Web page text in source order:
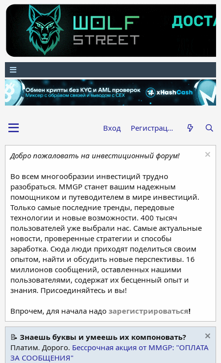
Вход Регистрация
Добро пожаловать на инвестиционный форум!
Во всем многообразии инвестиций трудно
разобраться. MMGP станет вашим надежным
помощником и путеводителем в мире инвестиций.
Только самые последние тренды, передовые
технологии и новые возможности. 400 тысяч
пользователей уже выбрали нас. Самые актуальные
новости, проверенные стратегии и способы
заработка. Сюда люди приходят поделиться своим
опытом, найти и обсудить новые перспективы. 16
миллионов сообщений, оставленных нашими
пользователями, содержат их бесценный опыт и
знания. Присоединяйтесь и вы!
Впрочем, для начала надо зарегистрироваться!
📝 Знаешь буквы и умеешь их компоновать?
Платим. Дорого. Бессрочная акция от MMGP: "ОПЛАТА
ЗА СООБЩЕНИЯ"